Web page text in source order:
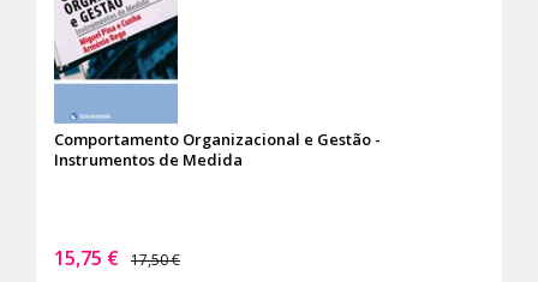
Comportamento Organizacional e Gestão -
Instrumentos de Medida
15,75 € 17,50 €